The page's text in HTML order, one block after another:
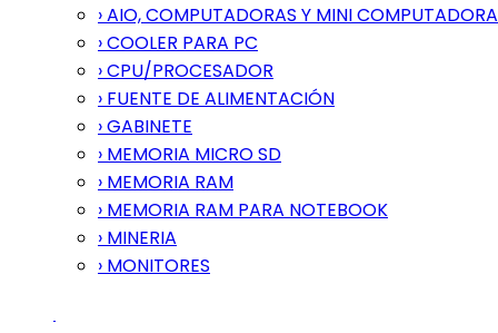
› AIO, COMPUTADORAS Y MINI
› COOLER PARA PC
› CPU/PROCESADOR
› FUENTE DE ALIMENTACIÓN
› GABINETE
› MEMORIA MICRO SD
› MEMORIA RAM
› MEMORIA RAM PARA NOTEBOOK
› MINERIA
› MONITORES